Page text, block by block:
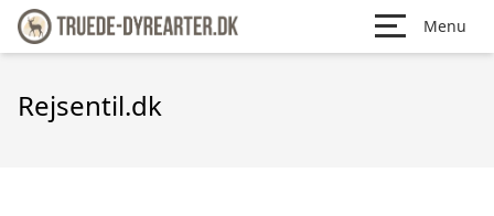
Menu
Rejsentil.dk